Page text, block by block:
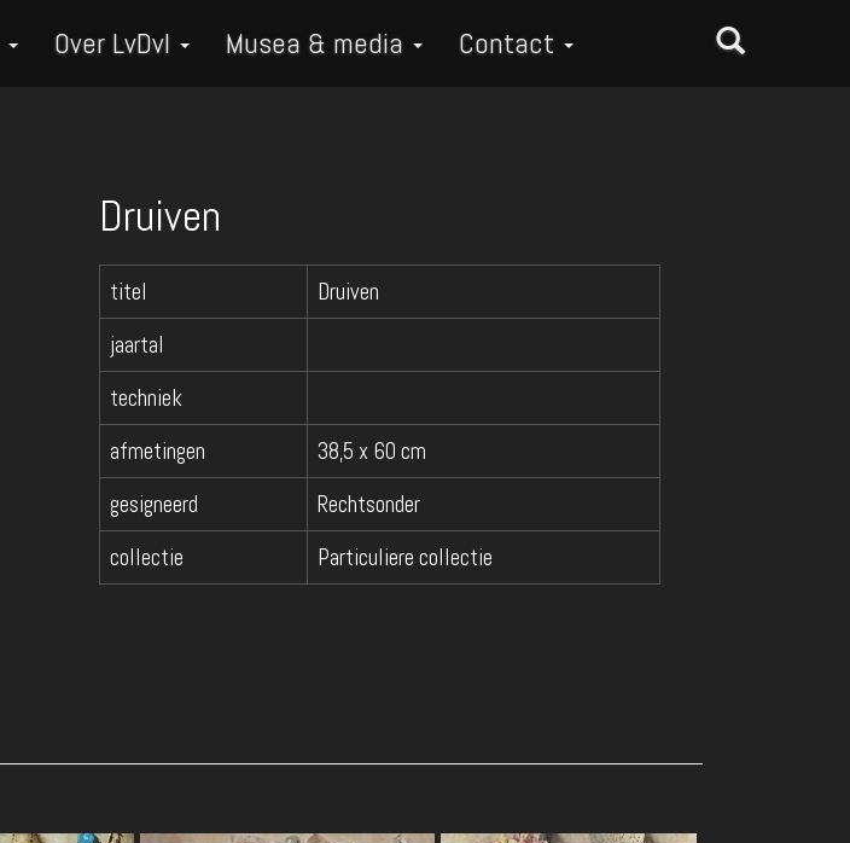
Over LvDvI Musea & media Contact
Druiven
titel
Druiven
jaartal
techniek
afmetingen
38,5 x 60 cm
gesigneerd
Rechtsonder
collectie
Particuliere collectie